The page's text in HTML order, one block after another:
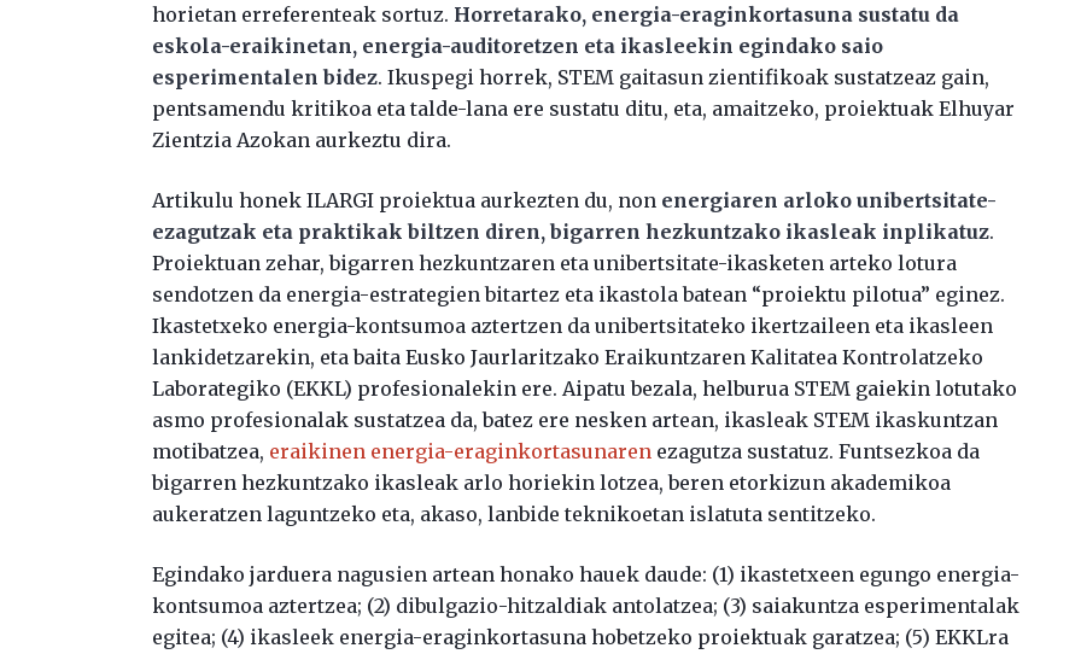
horietan erreferenteak sortuz. Horretarako, energia-eraginkortasuna sustatu da
eskola-eraikinetan, energia-auditoretzen eta ikasleekin egindako saio
esperimentalen bidez. Ikuspegi horrek, STEM gaitasun zientifikoak sustatzeaz gain,
pentsamendu kritikoa eta talde-lana ere sustatu ditu, eta, amaitzeko, proiektuak Elhuyar
Zientzia Azokan aurkeztu dira.
Artikulu honek ILARGI proiektua aurkezten du, non energiaren arloko unibertsitate-
ezagutzak eta praktikak biltzen diren, bigarren hezkuntzako ikasleak inplikatuz.
Proiektuan zehar, bigarren hezkuntzaren eta unibertsitate-ikasketen arteko lotura
sendotzen da energia-estrategien bitartez eta ikastola batean “proiektu pilotua” eginez.
Ikastetxeko energia-kontsumoa aztertzen da unibertsitateko ikertzaileen eta ikasleen
lankidetzarekin, eta baita Eusko Jaurlaritzako Eraikuntzaren Kalitatea Kontrolatzeko
Laborategiko (EKKL) profesionalekin ere. Aipatu bezala, helburua STEM gaiekin lotutako
asmo profesionalak sustatzea da, batez ere nesken artean, ikasleak STEM ikaskuntzan
motibatzea, eraikinen energia-eraginkortasunaren ezagutza sustatuz. Funtsezkoa da
bigarren hezkuntzako ikasleak arlo horiekin lotzea, beren etorkizun akademikoa
aukeratzen laguntzeko eta, akaso, lanbide teknikoetan islatuta sentitzeko.
Egindako jarduera nagusien artean honako hauek daude: (1) ikastetxeen egungo energia-
kontsumoa aztertzea; (2) dibulgazio-hitzaldiak antolatzea; (3) saiakuntza esperimentalak
egitea; (4) ikasleek energia-eraginkortasuna hobetzeko proiektuak garatzea; (5) EKKLra